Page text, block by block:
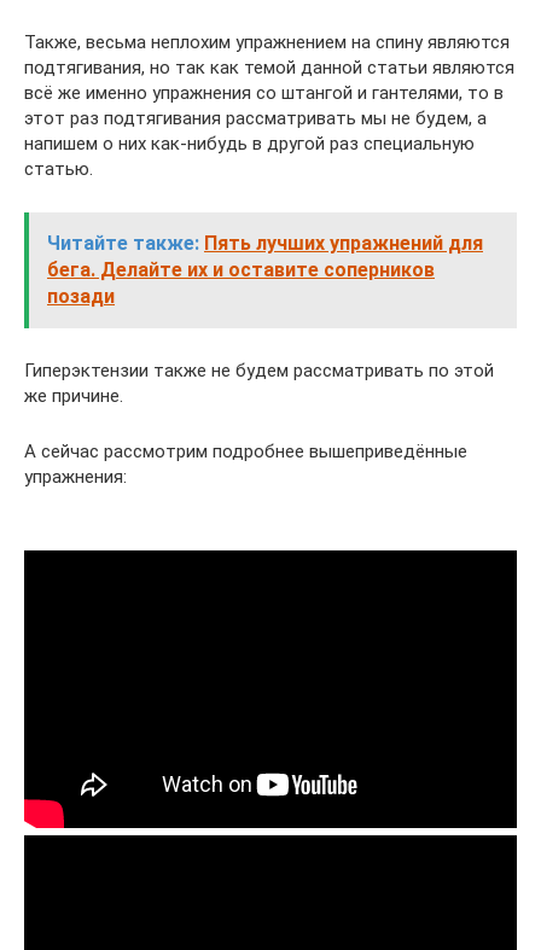
Также, весьма неплохим упражнением на спину являются
подтягивания, но так как темой данной статьи являются
всё же именно упражнения со штангой и гантелями, то в
этот раз подтягивания рассматривать мы не будем, а
напишем о них как-нибудь в другой раз специальную
статью.
Читайте также: Пять лучших упражнений для
бега. Делайте их и оставите соперников
позади
Гиперэктензии также не будем рассматривать по этой
же причине.
А сейчас рассмотрим подробнее вышеприведённые
упражнения: